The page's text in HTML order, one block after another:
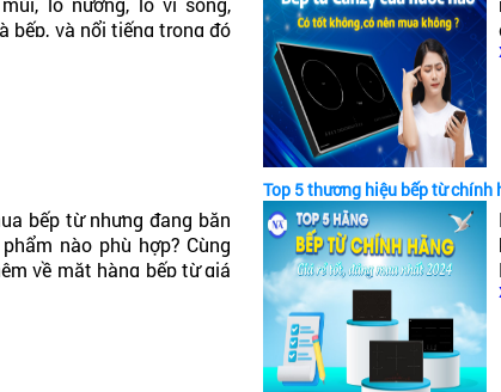
bếp, và nổi tiếng trong đó
của nước nào? Có
bếp từ nhưng đang băn
nào phù hợp? Cùng
về mặt hàng bếp từ giá
nhất 2024!
Top 5 thương hiệu bếp từ